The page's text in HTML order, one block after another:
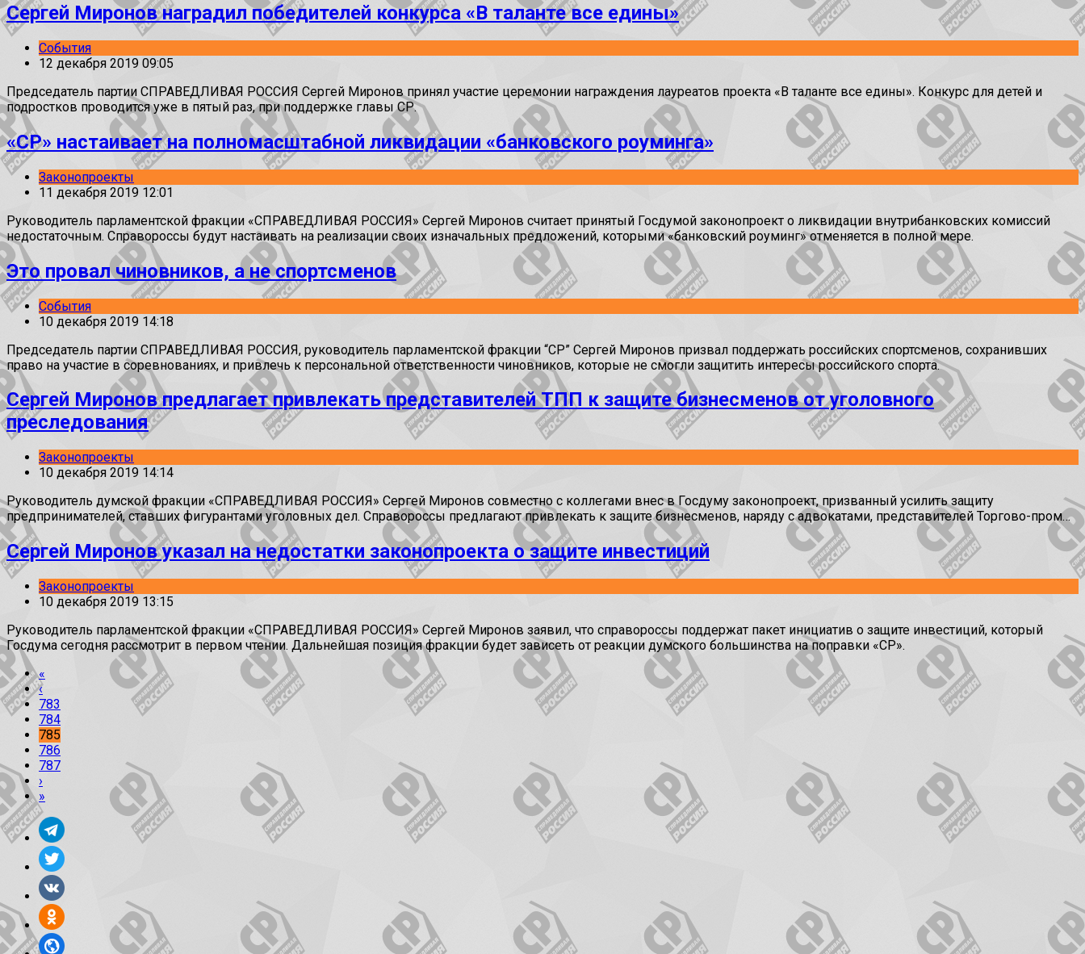
Сергей Миронов наградил победителей конкурса «В таланте все едины»
События
12 декабря 2019 09:05
Председатель партии СПРАВЕДЛИВАЯ РОССИЯ Сергей Миронов принял участие церемонии награждения лауреатов проекта «В таланте все едины». Конкурс для детей и
подростков проводится уже в пятый раз, при поддержке главы СР.
«СР» настаивает на полномасштабной ликвидации «банковского роуминга»
Законопроекты
11 декабря 2019 12:01
Руководитель парламентской фракции «СПРАВЕДЛИВАЯ РОССИЯ» Сергей Миронов считает принятый Госдумой законопроект о ликвидации внутрибанковских комиссий
недостаточным. Справороссы будут настаивать на реализации своих изначальных предложений, которыми «банковский роуминг» отменяется в полной мере.
Это провал чиновников, а не спортсменов
События
10 декабря 2019 14:18
Председатель партии СПРАВЕДЛИВАЯ РОССИЯ, руководитель парламентской фракции “СР” Сергей Миронов призвал поддержать российских спортсменов, сохранивших
право на участие в соревнованиях, и привлечь к персональной ответственности чиновников, которые не смогли защитить интересы российского спорта.
Сергей Миронов предлагает привлекать представителей ТПП к защите бизнесменов от уголовного
преследования
Законопроекты
10 декабря 2019 14:14
Руководитель думской фракции «СПРАВЕДЛИВАЯ РОССИЯ» Сергей Миронов совместно с коллегами внес в Госдуму законопроект, призванный усилить защиту
предпринимателей, ставших фигурантами уголовных дел. Справороссы предлагают привлекать к защите бизнесменов, наряду с адвокатами, представителей Торгово-пром…
Сергей Миронов указал на недостатки законопроекта о защите инвестиций
Законопроекты
10 декабря 2019 13:15
Руководитель парламентской фракции «СПРАВЕДЛИВАЯ РОССИЯ» Сергей Миронов заявил, что справороссы поддержат пакет инициатив о защите инвестиций, который
Госдума сегодня рассмотрит в первом чтении. Дальнейшая позиция фракции будет зависеть от реакции думского большинства на поправки «СР».
«
‹
783
784
785
786
787
›
»